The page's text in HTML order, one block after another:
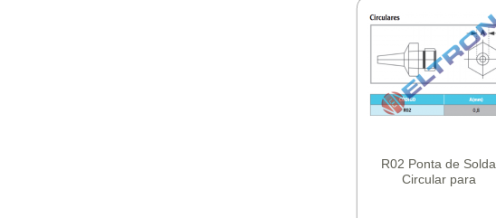
R02 Ponta de Solda
Circular para